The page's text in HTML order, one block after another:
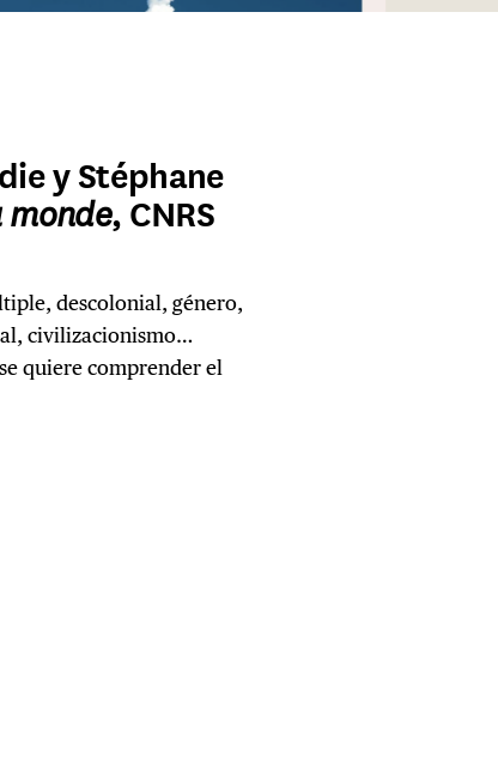
y Stéphane
monde, CNRS
descolonial, género,
civilizacionismo…
quiere comprender el